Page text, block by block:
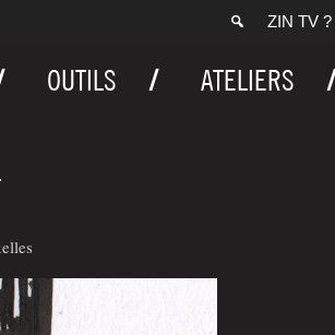
ZIN TV ?
OUTILS ATELIERS